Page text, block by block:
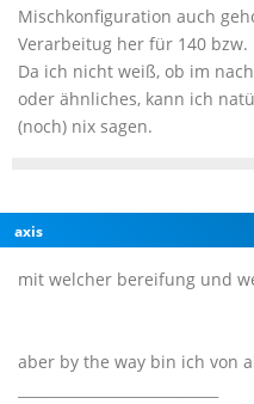
Mischkonfiguration auch
Verarbeitug her für 140 bzw.
Da ich nicht weiß, ob im
oder ähnliches, kann ich
(noch) nix sagen.
axis
mit welcher bereifung und
aber by the way bin ich von